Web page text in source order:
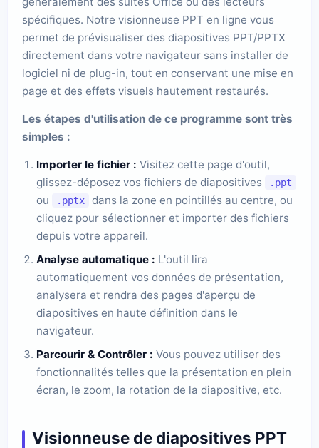
spécifiques. Notre visionneuse PPT en ligne vous
permet de prévisualiser des diapositives PPT/PPTX
directement dans votre navigateur sans installer de
logiciel ni de plug-in, tout en conservant une mise en
page et des effets visuels hautement restaurés.
Les étapes d'utilisation de ce programme sont très
simples :
Importer le fichier : Visitez cette page d'outil,
glissez-déposez vos fichiers de diapositives
.ppt
ou .pptx
dans la zone en pointillés au centre, ou
cliquez pour sélectionner et importer des fichiers
depuis votre appareil.
Analyse automatique : L'outil lira
automatiquement vos données de présentation,
analysera et rendra des pages d'aperçu de
diapositives en haute définition dans le
navigateur.
Parcourir & Contrôler : Vous pouvez utiliser des
fonctionnalités telles que la présentation en plein
écran, le zoom, la rotation de la diapositive, etc.
Visionneuse de diapositives PPT